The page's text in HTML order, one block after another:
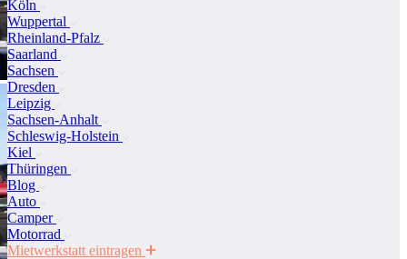
Köln
Wuppertal
Rheinland-Pfalz
Saarland
Sachsen
Dresden
Leipzig
Sachsen-Anhalt
Schleswig-Holstein
Kiel
Thüringen
Blog
Auto
Camper
Motorrad
Mietwerkstatt eintragen